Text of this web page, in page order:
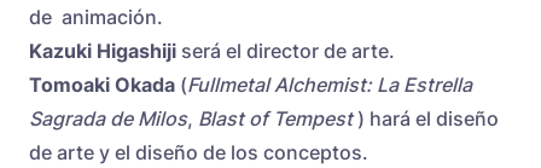
de animación.
Kazuki Higashiji será el director de arte.
Tomoaki Okada (Fullmetal Alchemist: La Estrella
Sagrada de Milos, Blast of Tempest) hará el diseño
de arte y el diseño de los conceptos.